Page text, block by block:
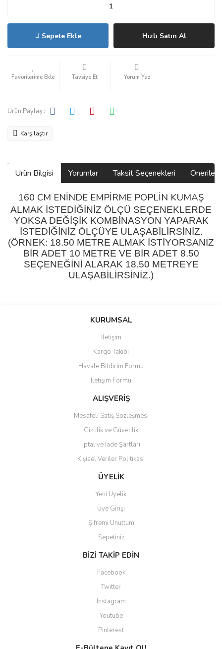
Sepete Ekle Hızlı Satın Al
Tavsiye Et Yorum Yaz
Ürün Paylaş :
Karşılaştır
Ürün Bilgisi Yorumlar Taksit Seçenekleri
160 CM ENİNDE EMPİRME POPLİN KUMAŞ
ALMAK İSTEDİĞİNİZ ÖLÇÜ SEÇENEKLERDE
YOKSA DEĞİŞİK KOMBİNASYON YAPARAK
İSTEDİĞİNİZ ÖLÇÜYE ULAŞABİLİRSİNİZ.
(ÖRNEK: 18.50 METRE ALMAK İSTİYORSANIZ
BİR ADET 10 METRE VE BİR ADET 8.50
SEÇENEĞİNİ ALARAK 18.50 METREYE
ULAŞABİLİRSİNİZ.)
Bu ürüne ilk yorumu siz yapın!
Ürün resmi kalitesiz, bozuk veya görüntülenemiyor.
Ürün açıklamasında eksik bilgiler bulunuyor.
Ürün bilgilerinde hatalar bulunuyor.
Ürün fiyatı diğer sitelerden daha pahalı.
Gönder
KURUMSAL
İletişim
Kargo Takibi
Havale Bildirim Formu
İletişim Formu
ALIŞVERİŞ
Mesafeli Satış Sözleşmesi
Gizlilik ve Güvenlik
İptal ve İade Şartları
Kişisel Veriler Politikası
ÜYELİK
Yeni Üyelik
Üye Girişi
Şifremi Unuttum
Sepetiniz
BİZİ TAKİP EDİN
Facebook
Twitter
Instagram
Youtube
Pinterest